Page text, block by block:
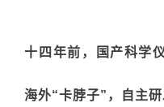
十四年前，国产科学
海外“卡脖子”，自主研